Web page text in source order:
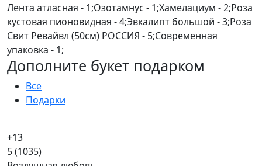
Лента атласная - 1;Озотамнус - 1;Хамелациум - 2;Роза
кустовая пионовидная - 4;Эвкалипт большой - 3;Роза
Свит Ревайвл (50см) РОССИЯ - 5;Современная
упаковка - 1;
Дополните букет подарком
Все
Подарки
+13
5(1035)